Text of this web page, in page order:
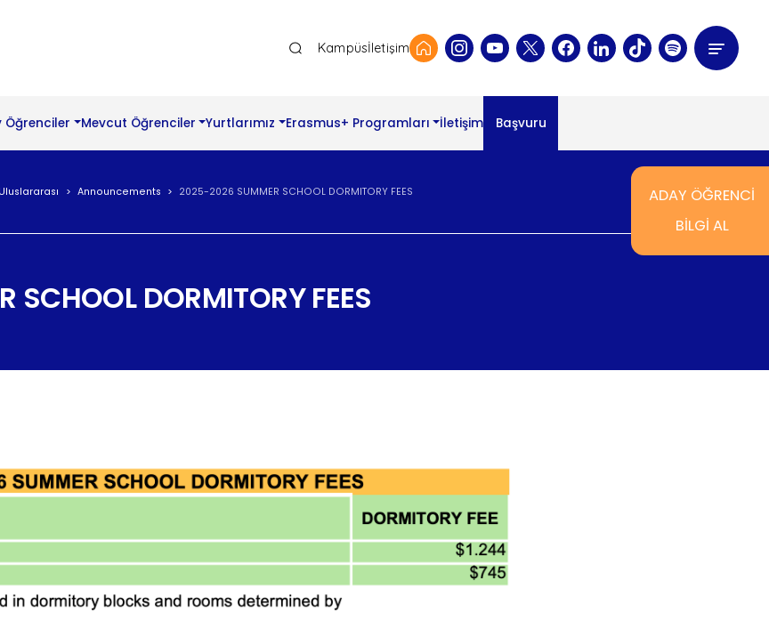
Ana Gezinti Menüsü Üst
Kampüsİletişim
Öğrenciler Mevcut Öğrenciler Yurtlarımız Erasmus+ Programları İletişim Başvuru
Uluslararası Announcements 2025-2026 SUMMER SCHOOL DORMITORY FEES
DORMITORY FEES
ADAY ÖĞRENCİ
BİLGİ AL